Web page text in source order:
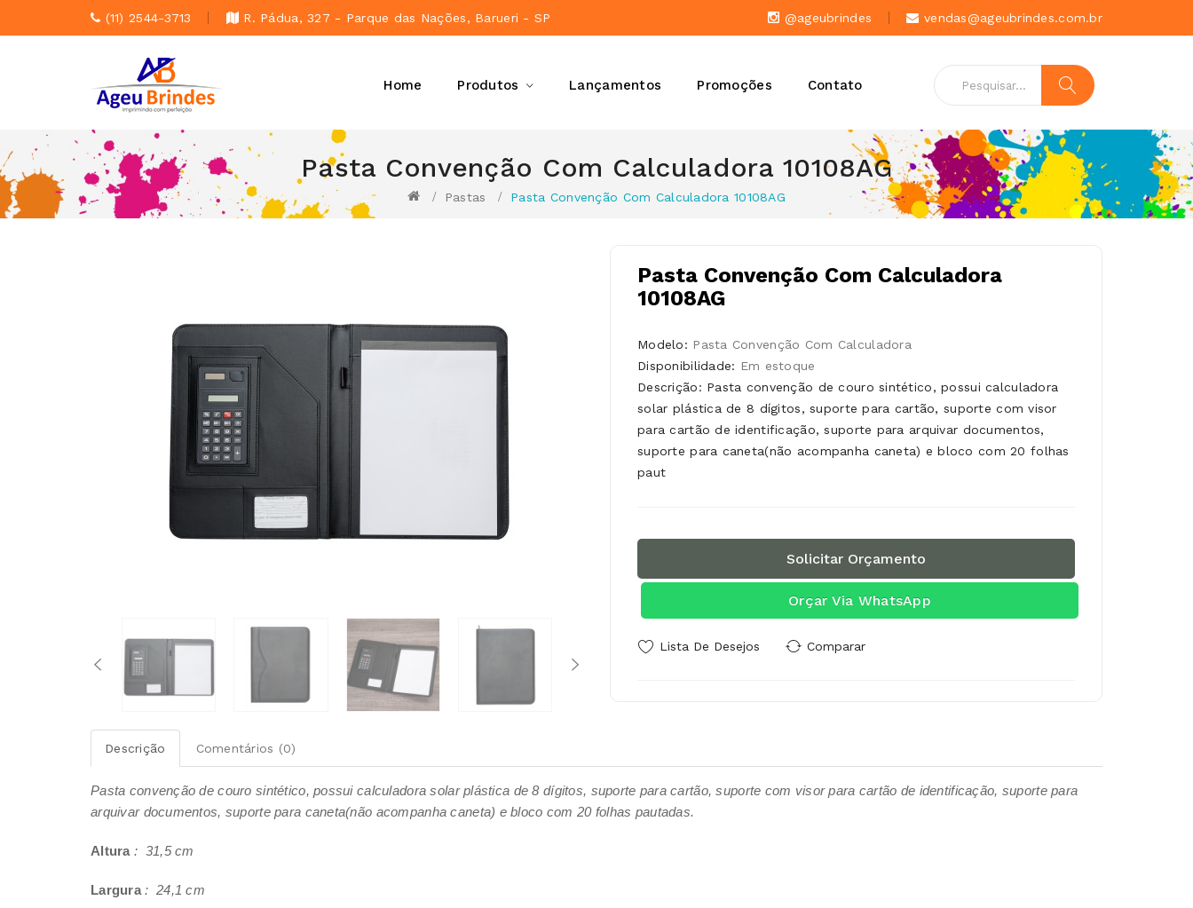
(11) 2544-3713 R. Pádua, 327 - Parque das Nações, Barueri - SP @ageubrindes vendas@ageubrindes.com.br
Home Produtos Lançamentos Promoções Contato
Pasta Convenção Com Calculadora 10108AG
Pastas Pasta Convenção Com Calculadora 10108AG
Pasta Convenção Com Calculadora
10108AG
Modelo: Pasta Convenção Com Calculadora
Disponibilidade: Em estoque
Descrição: Pasta convenção de couro sintético, possui calculadora
solar plástica de 8 dígitos, suporte para cartão, suporte com visor
para cartão de identificação, suporte para arquivar documentos,
suporte para caneta(não acompanha caneta) e bloco com 20 folhas
paut
Solicitar Orçamento
Orçar Via WhatsApp
Lista De Desejos Comparar
Descrição Comentários (0)
Pasta convenção de couro sintético, possui calculadora solar plástica de 8 dígitos, suporte para cartão, suporte com visor para cartão de identificação, suporte para
arquivar documentos, suporte para caneta(não acompanha caneta) e bloco com 20 folhas pautadas.
Altura : 31,5 cm
Largura: 24,1 cm